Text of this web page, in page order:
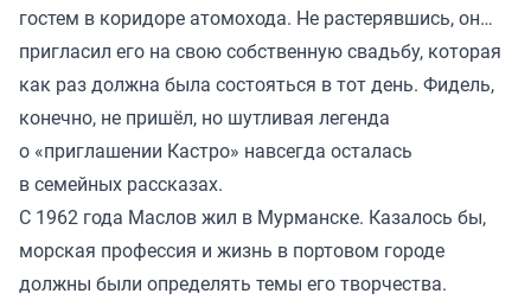
гостем в коридоре атомохода. Не растерявшись, он…
пригласил его на свою собственную свадьбу, которая
как раз должна была состояться в тот день. Фидель,
конечно, не пришёл, но шутливая легенда
о «приглашении Кастро» навсегда осталась
в семейных рассказах.
С 1962 года Маслов жил в Мурманске. Казалось бы,
морская профессия и жизнь в портовом городе
должны были определять темы его творчества.